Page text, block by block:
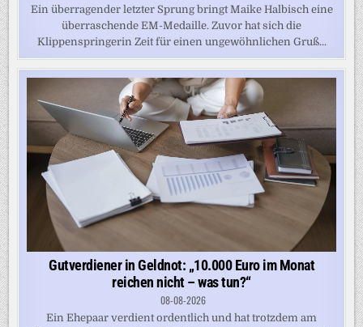
Ein überragender letzter Sprung bringt Maike Halbisch eine
überraschende EM-Medaille. Zuvor hat sich die
Klippenspringerin Zeit für einen ungewöhnlichen Gruß...
Gutverdiener in Geldnot: „10.000 Euro im Monat
reichen nicht – was tun?“
08-08-2026
Ein Ehepaar verdient ordentlich und hat trotzdem am